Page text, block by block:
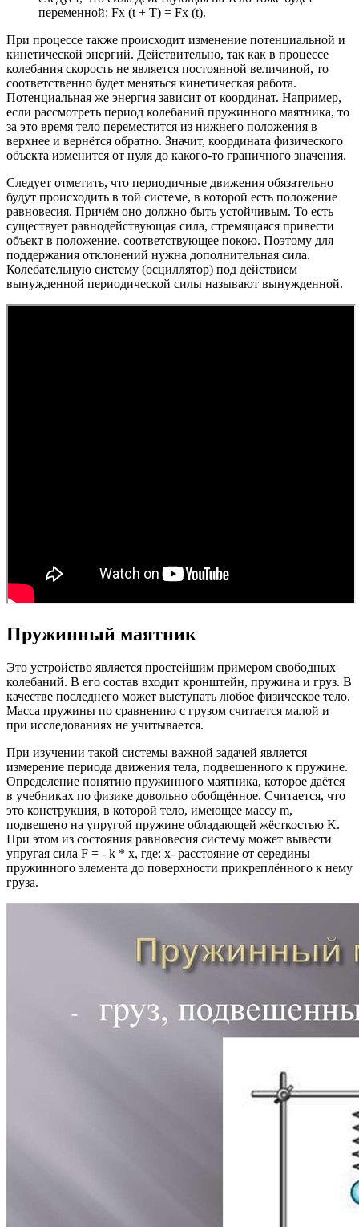
переменной: Fx (t + T) = Fx (t).
При процессе также происходит изменение потенциальной и
кинетической энергий. Действительно, так как в процессе
колебания скорость не является постоянной величиной, то
соответственно будет меняться кинетическая работа.
Потенциальная же энергия зависит от координат. Например,
если рассмотреть период колебаний пружинного маятника, то
за это время тело переместится из нижнего положения в
верхнее и вернётся обратно. Значит, координата физического
объекта изменится от нуля до какого-то граничного значения.
Следует отметить, что периодичные движения обязательно
будут происходить в той системе, в которой есть положение
равновесия. Причём оно должно быть устойчивым. То есть
существует равнодействующая сила, стремящаяся привести
объект в положение, соответствующее покою. Поэтому для
поддержания отклонений нужна дополнительная сила.
Колебательную систему (осциллятор) под действием
вынужденной периодической силы называют вынужденной.
Пружинный маятник
Это устройство является простейшим примером свободных
колебаний. В его состав входит кронштейн, пружина и груз. В
качестве последнего может выступать любое физическое тело.
Масса пружины по сравнению с грузом считается малой и
при исследованиях не учитывается.
При изучении такой системы важной задачей является
измерение периода движения тела, подвешенного к пружине.
Определение понятию пружинного маятника, которое даётся
в учебниках по физике довольно обобщённое. Считается, что
это конструкция, в которой тело, имеющее массу m,
подвешено на упругой пружине обладающей жёсткостью K.
При этом из состояния равновесия систему может вывести
упругая сила F = - k * x, где: x- расстояние от середины
пружинного элемента до поверхности прикреплённого к нему
груза.